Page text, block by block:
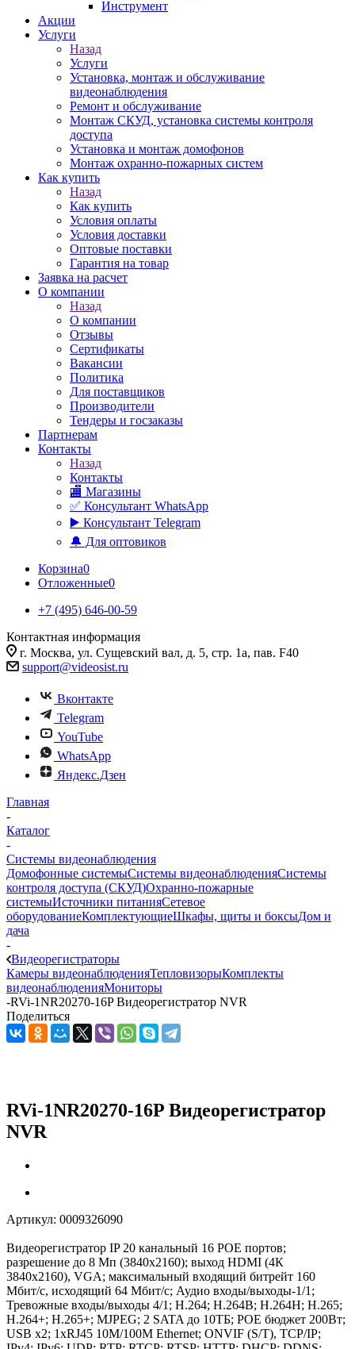
Инструмент
Акции
Услуги
Назад
Услуги
Установка, монтаж и обслуживание
видеонаблюдения
Ремонт и обслуживание
Монтаж СКУД, установка системы контроля
доступа
Установка и монтаж домофонов
Монтаж охранно-пожарных систем
Как купить
Назад
Как купить
Условия оплаты
Условия доставки
Оптовые поставки
Гарантия на товар
Заявка на расчет
О компании
Назад
О компании
Отзывы
Сертификаты
Вакансии
Политика
Для поставщиков
Производители
Тендеры и госзаказы
Партнерам
Контакты
Назад
Контакты
🏬 Магазины
✅️ Консультант WhatsApp
▶️ Консультант Telegram
🔔 Для оптовиков
Корзина0
Отложенные0
+7 (495) 646-00-59
Контактная информация
г. Москва, ул. Сущевский вал, д. 5, стр. 1а, пав. F40
support@videosist.ru
Вконтакте
Telegram
YouTube
WhatsApp
Яндекс.Дзен
Главная
-
Каталог
-
Системы видеонаблюдения
Домофонные системыСистемы видеонаблюденияСистемы
контроля доступа (СКУД)Охранно-пожарные
системыИсточники питанияСетевое
оборудованиеКомплектующиеШкафы, щиты и боксыДом и
дача
-
Видеорегистраторы
Камеры видеонаблюденияТепловизорыКомплекты
видеонаблюденияМониторы
-RVi-1NR20270-16P Видеорегистратор NVR
Поделиться
RVi-1NR20270-16P Видеорегистратор
NVR
Артикул: 0009326090
Видеорегистратор IP 20 канальный 16 POE портов;
разрешение до 8 Мп (3840х2160); выход HDMI (4К
3840х2160), VGA; максимальный входящий битрейт 160
Мбит/с, исходящий 64 Мбит/с; Аудио входы/выходы-1/1;
Тревожные входы/выходы 4/1; H.264; H.264B; H.264H; H.265;
H.264+; H.265+; MJPEG; 2 SATA до 10ТБ; POE бюджет 200Вт;
USB х2; 1xRJ45 10M/100M Ethernet; ONVIF (S/T), TCP/IP;